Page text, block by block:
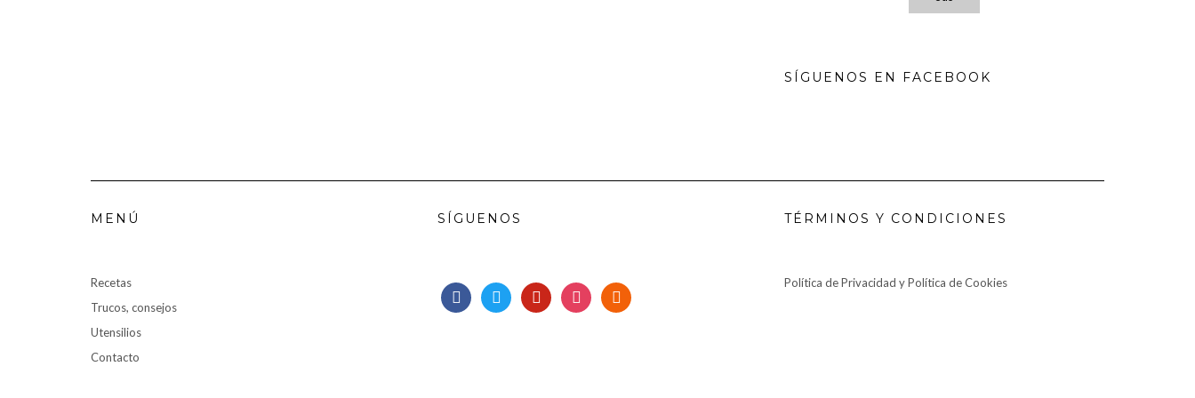
SÍGUENOS EN FACEBOOK
MENÚ
Recetas
Trucos, consejos
Utensilios
Contacto
SÍGUENOS
facebooktwitter pinterestinstagramrss
TÉRMINOS Y CONDICIONES
Política de Privacidad y Política de Cookies